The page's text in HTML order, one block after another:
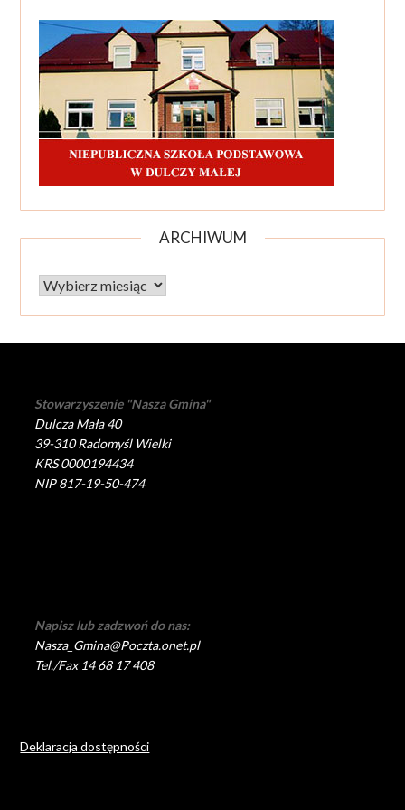
ARCHIWUM
Archiwum
Stowarzyszenie "Nasza Gmina"
Dulcza Mała 40
39-310 Radomyśl Wielki
KRS 0000194434
NIP 817-19-50-474
Napisz lub zadzwoń do nas:
Nasza_Gmina@Poczta.onet.pl
Tel./Fax 14 68 17 408
Deklaracja dostępności